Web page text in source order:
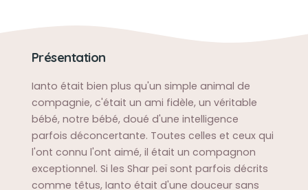
Présentation
Ianto était bien plus qu'un simple animal de
compagnie, c'était un ami fidèle, un véritable
bébé, notre bébé, doué d'une intelligence
parfois déconcertante. Toutes celles et ceux qui
l'ont connu l'ont aimé, il était un compagnon
exceptionnel. Si les Shar peï sont parfois décrits
comme têtus, Ianto était d'une douceur sans